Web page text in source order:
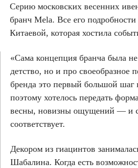
Серию московских весенних
бранч Mela. Все его
Китаевой, которая хостила
«Сама концепция бранча была
детство, но и про своеобразное
бренда это первый большой шаг
поэтому хотелось передать
весны, новизны ощущений — и
соответствует.
Декором из гиацинтов
Шабалина. Когда есть